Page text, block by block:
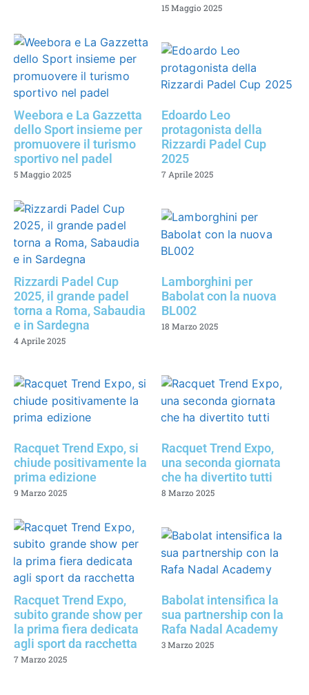
15 Maggio 2025
Weebora e La Gazzetta
dello Sport insieme per
promuovere il turismo
sportivo nel padel
5 Maggio 2025
Edoardo Leo
protagonista della
Rizzardi Padel Cup
2025
7 Aprile 2025
Rizzardi Padel Cup
2025, il grande padel
torna a Roma, Sabaudia
e in Sardegna
4 Aprile 2025
Lamborghini per
Babolat con la nuova
BL002
18 Marzo 2025
Racquet Trend Expo, si
chiude positivamente la
prima edizione
9 Marzo 2025
Racquet Trend Expo,
una seconda giornata
che ha divertito tutti
8 Marzo 2025
Racquet Trend Expo,
subito grande show per
la prima fiera dedicata
agli sport da racchetta
7 Marzo 2025
Babolat intensifica la
sua partnership con la
Rafa Nadal Academy
3 Marzo 2025